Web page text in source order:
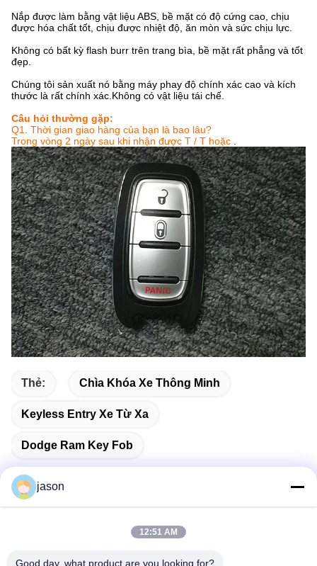
Nắp được làm bằng vật liệu ABS, bề mặt có độ cứng cao, chịu
được hóa chất tốt, chịu được nhiệt độ, ăn mòn và sức chịu lực.
Không có bất kỳ flash burr trên trang bìa, bề mặt rất phẳng và tốt
đẹp.
Chúng tôi sản xuất nó bằng máy phay độ chính xác cao và kích
thước là rất chính xác.Không có vật liệu tái chế.
Câu hỏi thường gặp:
Q1.
Thời gian giao hàng của bạn là bao lâu?
Trong vòng 2 ngày sau khi nhận được T / T hoặc
Thẻ: Chìa Khóa Xe Thông Minh
Keyless Entry Xe Từ Xa
Dodge Ram Key Fob
jason
12:51 AM
Good day, what product are you looking for?